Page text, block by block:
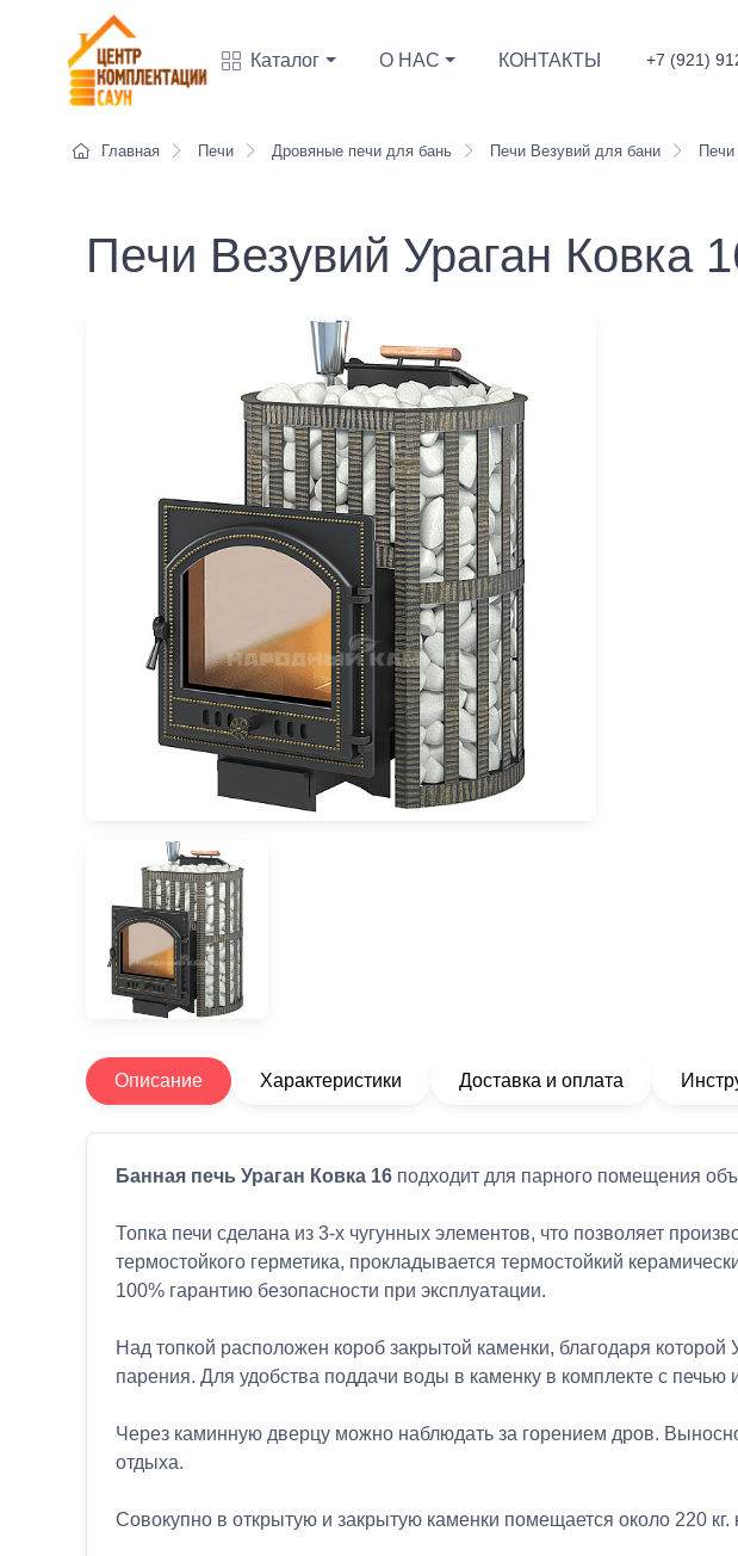
Каталог О НАС КОНТАКТЫ +7 (921)
Главная Печи Дровяные печи для бань Печи Везувий для бани
Печи Везувий Ураган Ковка
Описание Характеристики Доставка и оплата
Банная печь Ураган Ковка 16 подходит для парного помещения
Топка печи сделана из 3-х чугунных элементов, что позволяет
термостойкого герметика, прокладывается термостойкий
100% гарантию безопасности при эксплуатации.
Над топкой расположен короб закрытой каменки, благодаря
парения. Для удобства поддачи воды в каменку в комплекте с печью
Через каминную дверцу можно наблюдать за горением дров.
отдыха.
Совокупно в открытую и закрытую каменки помещается около 220 кг.